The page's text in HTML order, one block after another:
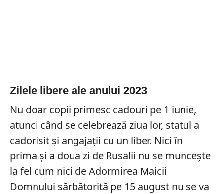
Zilele libere ale anului 2023
Nu doar copii primesc cadouri pe 1 iunie,
atunci când se celebrează ziua lor, statul a
cadorisit și angajații cu un liber. Nici în
prima și a doua zi de Rusalii nu se muncește
la fel cum nici de Adormirea Maicii
Domnului sărbătorită pe 15 august nu se va